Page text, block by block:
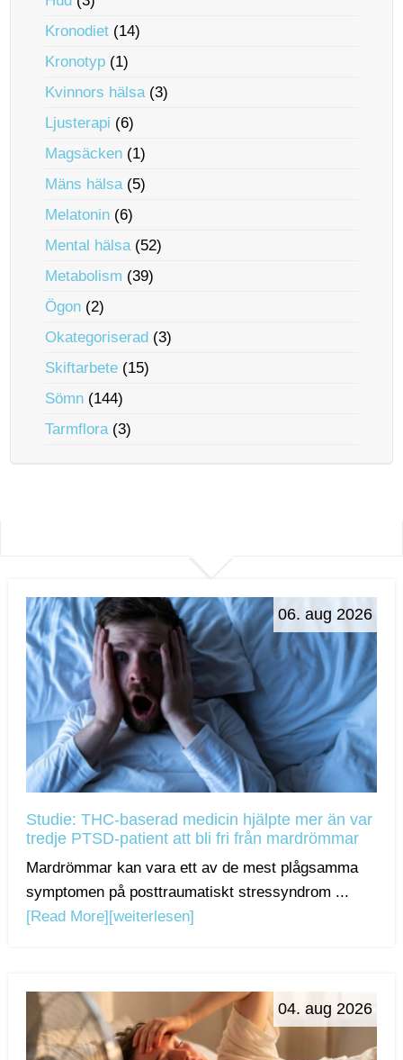
Kronodiet (14)
Kronotyp (1)
Kvinnors hälsa(3)
Ljusterapi (6)
Magsäcken (1)
Mäns hälsa(5)
Melatonin (6)
Mental hälsa(52)
Metabolism (39)
Ögon (2)
Okategoriserad (3)
Skiftarbete (15)
Sömn (144)
Tarmflora(3)
06. aug 2026
Studie: THC-baserad medicin hjälpte mer än var
tredje PTSD-patient att bli fri från mardrömmar
Mardrömmar kan vara ett av de mest plågsamma
symptomen på posttraumatiskt stressyndrom ...
[Read More] [weiterlesen]
04. aug 2026